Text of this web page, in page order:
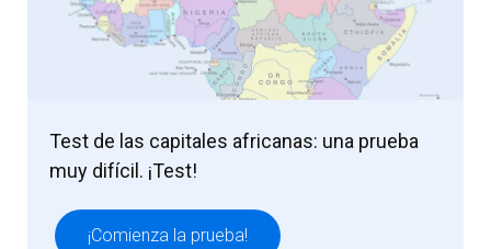
Test de las capitales africanas: una prueba
muy difícil. ¡Test!
¡Comienza la prueba!